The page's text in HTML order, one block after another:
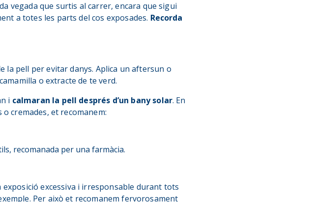
vegada que surtis al carrer, encara que sigui
a totes les parts del cos exposades. Recorda
la pell per evitar danys. Aplica un aftersun o
o extracte de te verd.
i calmaran la pell després d’un bany solar. En
cremades, et recomanem:
recomanada per una farmàcia.
exposició excessiva i irresponsable durant tots
Per això et recomanem fervorosament